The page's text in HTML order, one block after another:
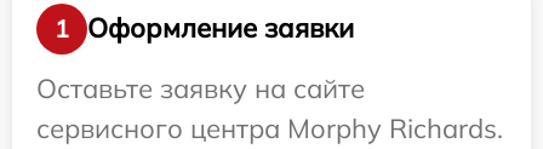
1
Оформление заявки
Оставьте заявку на сайте
сервисного центра Morphy Richards.